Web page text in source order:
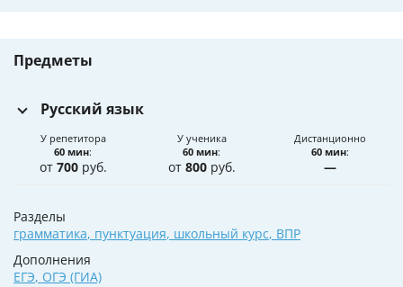
Предметы
Русский язык
У репетитора
60 мин:
от 700руб.
У ученика
60 мин:
от 800руб.
Дистанционно
60 мин:
—
Разделы
грамматика, пунктуация, школьный курс, ВПР
Дополнения
ЕГЭ, ОГЭ (ГИА)